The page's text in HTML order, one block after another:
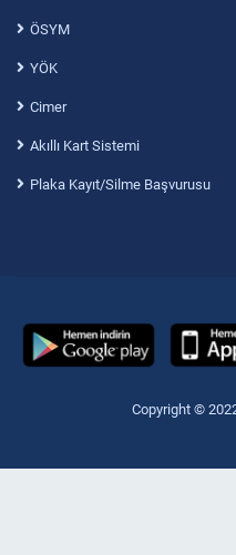
ÖSYM
YÖK
Cimer
Akıllı Kart Sistemi
Plaka Kayıt/Silme Başvurusu
Copyright ©